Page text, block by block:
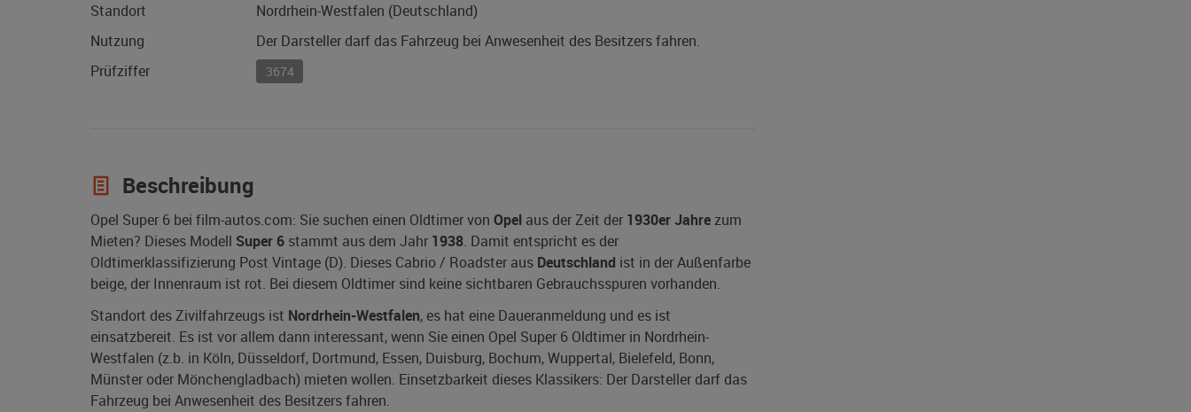
Standort
Nordrhein-Westfalen (Deutschland)
Nutzung
Der Darsteller darf das Fahrzeug bei Anwesenheit des Besitzers fahren.
Prüfziffer
3674
Beschreibung
Opel Super 6 bei film-autos.com: Sie suchen einen Oldtimer von Opel aus der Zeit der 1930er Jahrezum
Mieten? Dieses Modell Super 6 stammt aus dem Jahr 1938. Damit entspricht es der
Oldtimerklassifizierung Post Vintage (D). Dieses Cabrio / Roadster aus Deutschland ist in der Außenfarbe
beige, der Innenraum ist rot. Bei diesem Oldtimer sind keine sichtbaren Gebrauchsspuren vorhanden.
Standort des Zivilfahrzeugs ist Nordrhein-Westfalen, es hat eine Daueranmeldung und es ist
einsatzbereit. Es ist vor allem dann interessant, wenn Sie einen Opel Super 6 Oldtimer in Nordrhein-
Westfalen (z.b. in Köln, Düsseldorf, Dortmund, Essen, Duisburg, Bochum, Wuppertal, Bielefeld, Bonn,
Münster oder Mönchengladbach) mieten wollen. Einsetzbarkeit dieses Klassikers: Der Darsteller darf das
Fahrzeug bei Anwesenheit des Besitzers fahren.